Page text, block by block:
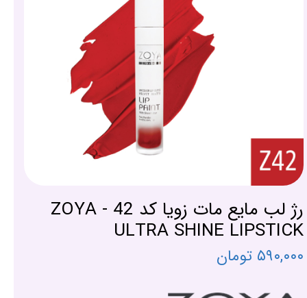
رژ لب مایع مات زویا کد 42 - ZOYA
ULTRA SHINE LIPSTICK
۵۹۰,۰۰۰ تومان